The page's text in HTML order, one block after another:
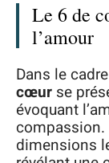
Le 6 de
l’amour
Dans le
cœur se
évoquant
compassion.
dimensions